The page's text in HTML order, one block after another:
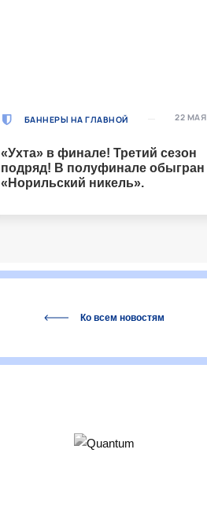
БАННЕРЫ НА ГЛАВНОЙ
«Ухта» в финале! Третий сезон
подряд! В полуфинале обыгран
«Норильский никель».
22 МАЯ
Ко всем новостям